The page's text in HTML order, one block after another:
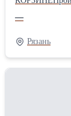
—
Рязань